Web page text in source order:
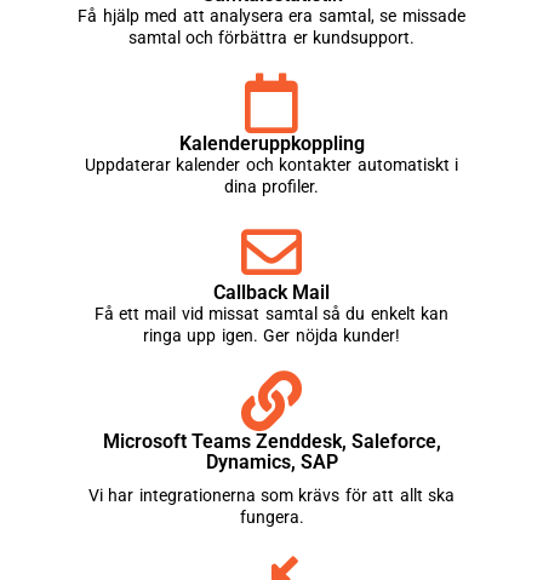
Få hjälp med att analysera era samtal, se missade
samtal och förbättra er kundsupport.
Kalenderuppkoppling
Uppdaterar kalender och kontakter automatiskt i
dina profiler.
Callback Mail
Få ett mail vid missat samtal så du enkelt kan
ringa upp igen. Ger nöjda kunder!
Microsoft Teams Zenddesk, Saleforce,
Dynamics, SAP
Vi har integrationerna som krävs för att allt ska
fungera.